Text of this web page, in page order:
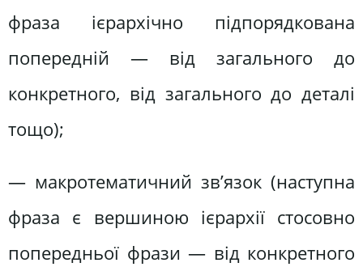
фраза ієрархічно підпорядкована
попередній — від загального до
конкретного, від загального до деталі
тощо);
— макротематичний зв’язок (наступна
фраза є вершиною ієрархії стосовно
попередньої фрази — від конкретного